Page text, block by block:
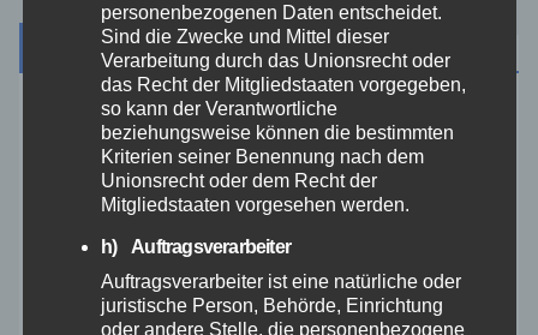
August 2026
Juli 2026
Juni 2026
Mai 2026
personenbezogenen Daten entscheidet.
Sind die Zwecke und Mittel dieser
Verarbeitung durch das Unionsrecht oder
das Recht der Mitgliedstaaten vorgegeben,
so kann der Verantwortliche
beziehungsweise können die bestimmten
Kriterien seiner Benennung nach dem
Unionsrecht oder dem Recht der
Mitgliedstaaten vorgesehen werden.
h) Auftragsverarbeiter
Auftragsverarbeiter ist eine natürliche oder
juristische Person, Behörde, Einrichtung
oder andere Stelle, die personenbezogene